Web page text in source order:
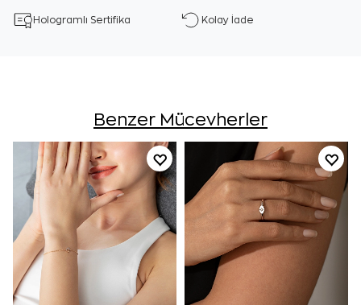
Hologramlı Sertifika Kolay İade
Benzer Mücevherler